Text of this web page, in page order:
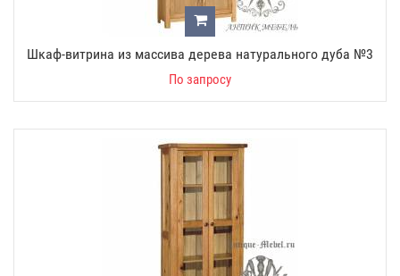
Шкаф-витрина из массива дерева натурального дуба №3
По запросу